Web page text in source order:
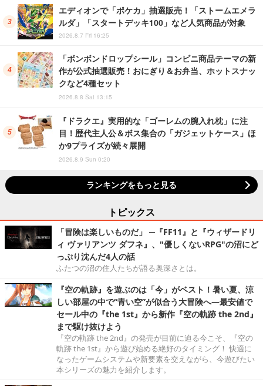
エディオンで「ポケカ」抽選販売！「ストームエメラ
ルダ」「スタートデッキ100」など人気商品が対象
2026.8.7 Fri 16:25
「ボンボンドロップシール」コンビニ商品テーマの新
作が公式抽選販売！おにぎり＆お弁当、ホットスナッ
クなど4種セット
2026.8.8 Sat 13:15
『ドラクエ』実用的な「ゴーレムの腕入れ枕」に注
目！歴代主人公＆ボス集合の「ガジェットケース」ほ
か9プライズが続々展開
2026.8.9 Sun 0:20
ランキングをもっと見る
トピックス
「冒険は楽しいものだ」 ─『FF11』と『ウィザードリ
ィ ヴァリアンツ ダフネ』、"優しくないRPG"の沼にど
っぷり沈んだ4人の話
ふたつの沼の住人たちが語る奥深さとは。
『空の軌跡』を遊ぶのは「今」がベスト！暑い夏、涼
しい部屋の中で“青い空”が似合う大冒険へ―最安値で
セール中の『the 1st』から新作『空の軌跡 the 2nd』
まで駆け抜けよう
『空の軌跡 the 2nd』の発売が目前に迫る今こそ、『空の
軌跡 the 1st』から遊び始める絶好のタイミング！ 快適に
なったゲームシステムや新要素を交えながら、今遊びたい
本シリーズの魅力を紹介します。